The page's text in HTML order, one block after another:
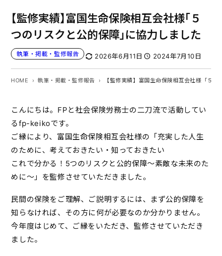
【監修実績】富国生命保険相互会社様「５
つのリスクと公的保障」に協力しました
執筆・掲載・監修報告 2026年6月11日 2024年7月10日
HOME 執筆・掲載・監修報告 【監修実績】富国生命保険相互会社様「５
こんにちは。FPと社会保険労務士の二刀流で活動してい
るfp-keikoです。
ご縁により、富国生命保険相互会社様の「充実した人生
のために、考えておきたい・知っておきたい
これで分かる！5つのリスクと公的保障～素敵な未来のた
めに～」を監修させていただきました。
民間の保険をご理解、ご説明するには、まず公的保障を
知らなければ、その方に何が必要なのか分かりません。
今年度はじめて、ご縁をいただき、監修させていただき
ました。